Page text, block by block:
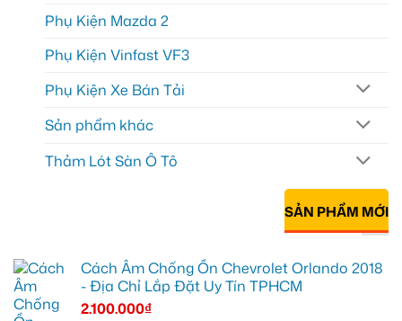
Phụ Kiện Mazda 2
Phụ Kiện Vinfast VF3
Phụ Kiện Xe Bán Tải
Sản phẩm khác
Thảm Lót Sàn Ô Tô
SẢN PHẨM MỚI
Cách Âm Chống Ồn Chevrolet Orlando 2018
- Địa Chỉ Lắp Đặt Uy Tín TPHCM
2.100.000₫